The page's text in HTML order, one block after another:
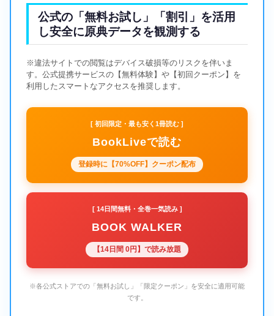
公式の「無料お試し」「割引」を活用
し安全に原典データを観測する
※違法サイトでの閲覧はデバイス破損等のリスクを伴いま
す。公式提携サービスの【無料体験】や【初回クーポン】を
利用したスマートなアクセスを推奨します。
[ 初回限定・最も安く1冊読む ]
BookLiveで読む
登録時に【70%OFF】クーポン配布
[ 14日間無料・全巻一気読み ]
BOOK WALKER
【14日間 0円】で読み放題
※各公式ストアでの「無料お試し」「限定クーポン」を安全に適用可能
です。